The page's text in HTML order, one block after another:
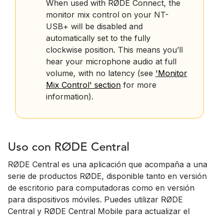
When used with RØDE Connect, the
monitor mix control on your NT-
USB+ will be disabled and
automatically set to the fully
clockwise position. This means you’ll
hear your microphone audio at full
volume, with no latency (see 'Monitor
Mix Control' section for more
information).
Uso con RØDE Central
RØDE Central es una aplicación que acompaña a una
serie de productos RØDE, disponible tanto en versión
de escritorio para computadoras como en versión
para dispositivos móviles. Puedes utilizar RØDE
Central y RØDE Central Mobile para actualizar el